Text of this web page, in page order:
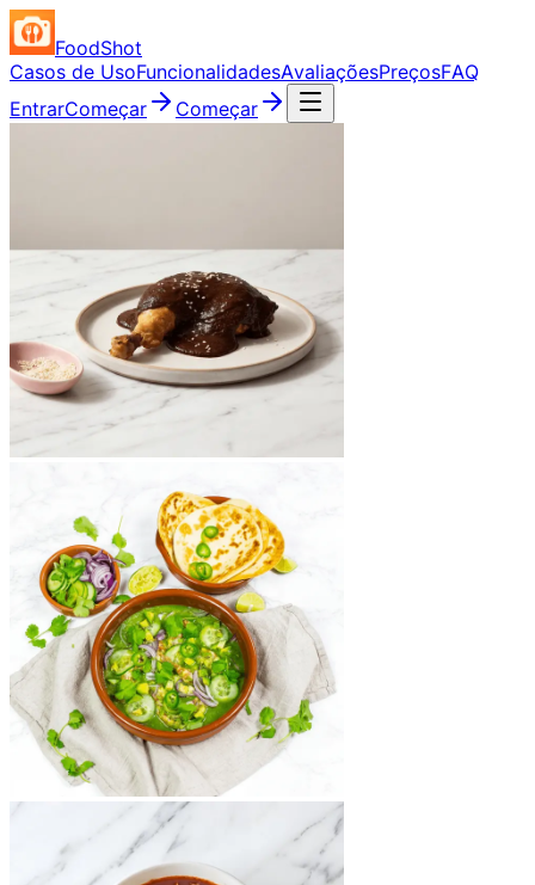
FoodShot
Casos de UsoFuncionalidadesAvaliaçõesPreçosFAQ
EntrarComeçar Começar